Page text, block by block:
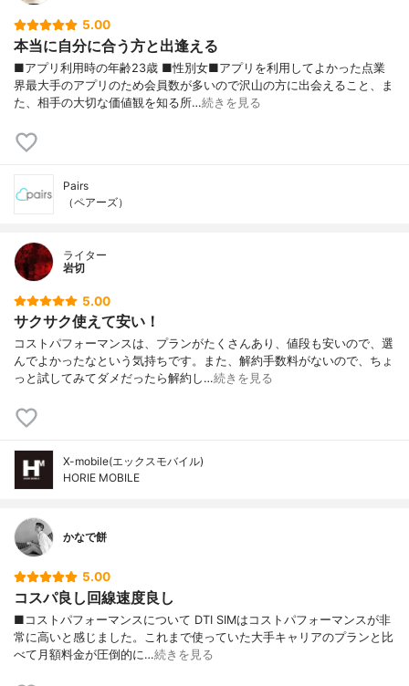
5.00
本当に自分に合う方と出逢える
■アプリ利用時の年齢23歳 ■性別女■アプリを利用してよかった点業
界最大手のアプリのため会員数が多いので沢山の方に出会えること、ま
た、相手の大切な価値観を知る所…続きを見る
Pairs
（ペアーズ）
ライター
岩切
5.00
サクサク使えて安い！
コストパフォーマンスは、プランがたくさんあり、値段も安いので、選
んでよかったなという気持ちです。また、解約手数料がないので、ちょ
っと試してみてダメだったら解約し…続きを見る
X-mobile(エックスモバイル)
HORIE MOBILE
かなで餅
5.00
コスパ良し回線速度良し
■コストパフォーマンスについて DTI SIMはコストパフォーマンスが非
常に高いと感じました。これまで使っていた大手キャリアのプランと比
べて月額料金が圧倒的に…続きを見る